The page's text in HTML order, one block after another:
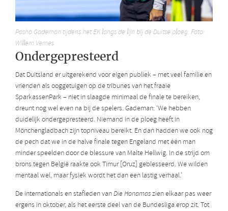
Pasha Gademan tijdens het EK langs de lijn bij de Duitse ploeg. Foto:
Willem Vernes
Ondergepresteerd
Dat Duitsland er uitgerekend voor eigen publiek – met veel familie en
vrienden als ooggetuigen op de tribunes van het fraaie
SparkassenPark – niet in slaagde minimaal de finale te bereiken,
dreunt nog wel even na bij de spelers. Gademan: ‘We hebben
duidelijk ondergepresteerd. Niemand in de ploeg heeft in
Mönchengladbach zijn topniveau bereikt. En dan hadden we ook nog
de pech dat we in de halve finale tegen Engeland met één man
minder speelden door de blessure van Malte Hellwig. In de strijd om
brons tegen België raakte ook Timur [Oruz] geblesseerd. We wilden
mentaal wel, maar fysiek wordt het dan een lastig verhaal.’
De internationals en stafleden vanDie Honamaszien elkaar pas weer
ergens in oktober, als het eerste deel van de Bundesliga erop zit. Tot